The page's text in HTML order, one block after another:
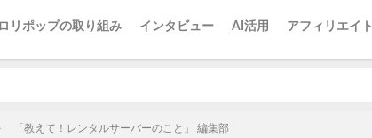
ロリポップの取り組み インタビュー AI活用 アフィリエイト
「教えて！レンタルサーバーのこと」 編集部